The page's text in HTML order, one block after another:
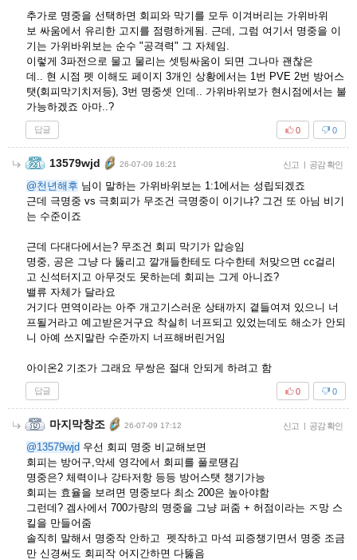
추가로 명중을 선택하면 회피와 막기를 모두 이겨버리는 가위바위
보 싸움에서 유리한 고지를 점령하게됨. 근데, 그럼 여기서 명중을 이
기는 가위바위보는 순수 "공격력" 그 자체임.
이렇게 3파전으로 물고 물리는 셋팅싸움이 되면 그나마 괜찮은
데.. 현 시점 펫 이해도 페이지 3개인 상황에서는 1번 PVE 2번 방어스
탯(회피막기치저등), 3번 명중셋 인데.. 가위바위보가 현시점에서는 불
가능하겠죠 아마..?
답글 0
0
13579wjd 26-07-09 16:21 신고 | 공감 확인
@천년해후 님이 말하는 가위바위보는 1:1에서는 성립되겠죠
근데 극명중 vs 극회피가 무조건 극명중이 이기냐? 그건 또 아님 비기
는 수준이죠
근데 다대다에서는? 무조건 회피 막기가 압승임
명중, 공은 그냥 다 뚫리고 깔개들한테도 다수한테 처맞으면 cc걸리
고 신석터지고 아무것도 못하는데 회피는 그게 아니죠?
밸류 자체가 달라요
거기다 면역이라는 아주 개고기스러운 상태까지 곁들여져 있으니 너
프될거라고 예고받은거구요 착실히 너프되고 있었는데도 해소가 안되
니 아예 쓰지말란 수준까지 너프해버린거임
아이온2 기조가 그래요 무쌍은 절대 안되게 하려고 함
답글 0
0
마지막창조 26-07-09 17:12 신고 | 공감 확인
@13579wjd 우선 회피 명중 비교해보면
회피는 방어구,악세 영각에서 회피를 풀로땡김
명중은? 체력이나 강타저항 등등 방어스탯 챙기가능
회피는 효율을 보려면 명중보다 최소 200은 높아야함
그런데? 겜사에서 700가량의 명중을 그냥 퍼줌 + 허점이라는 ㅈ망 스
킬을 만들어줌
솔직히 말해서 명중작 안하고 펫작하고 마석 피증챙기면서 명중 조금
만 신경써도 회피작 어지간하면 다뚫음